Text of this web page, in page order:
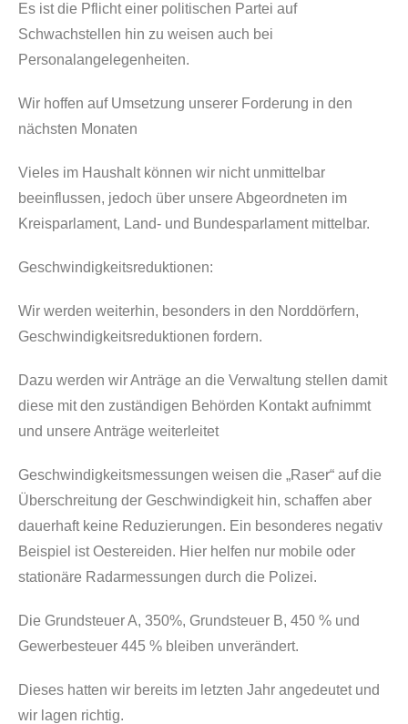
Es ist die Pflicht einer politischen Partei auf
Schwachstellen hin zu weisen auch bei
Personalangelegenheiten.
Wir hoffen auf Umsetzung unserer Forderung in den
nächsten Monaten
Vieles im Haushalt können wir nicht unmittelbar
beeinflussen, jedoch über unsere Abgeordneten im
Kreisparlament, Land- und Bundesparlament mittelbar.
Geschwindigkeitsreduktionen:
Wir werden weiterhin, besonders in den Norddörfern,
Geschwindigkeitsreduktionen fordern.
Dazu werden wir Anträge an die Verwaltung stellen damit
diese mit den zuständigen Behörden Kontakt aufnimmt
und unsere Anträge weiterleitet
Geschwindigkeitsmessungen weisen die „Raser“ auf die
Überschreitung der Geschwindigkeit hin, schaffen aber
dauerhaft keine Reduzierungen. Ein besonderes negativ
Beispiel ist Oestereiden. Hier helfen nur mobile oder
stationäre Radarmessungen durch die Polizei.
Die Grundsteuer A, 350%, Grundsteuer B, 450 % und
Gewerbesteuer 445 % bleiben unverändert.
Dieses hatten wir bereits im letzten Jahr angedeutet und
wir lagen richtig.